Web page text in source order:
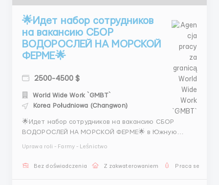
🌟Идет набор сотрудников
на вакансию СБОР
ВОДОРОСЛЕЙ НА МОРСКОЙ
ФЕРМЕ🌟
2500-4500 $
World Wide Work `GMBT`
Korea Południowa (Changwon)
🌟Идет набор сотрудников на вакансию СБОР
ВОДОРОСЛЕЙ НА МОРСКОЙ ФЕРМЕ🌟 в Южную
Корею📌 город Джанхын📌ЗАРОБОТНАЯ ПЛАТА ОТ
необходимых документов для легального
Uprawa roli - Farmy - Leśnictwo
Bez doświadczenia Z zakwaterowaniem Praca